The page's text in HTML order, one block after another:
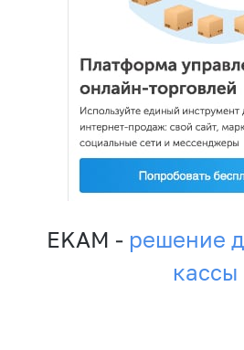
EKAM - решение
кассы